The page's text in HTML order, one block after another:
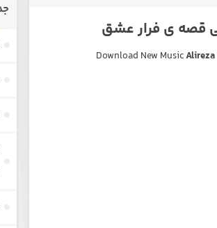
قصه ی فرار عشق
Download New Music